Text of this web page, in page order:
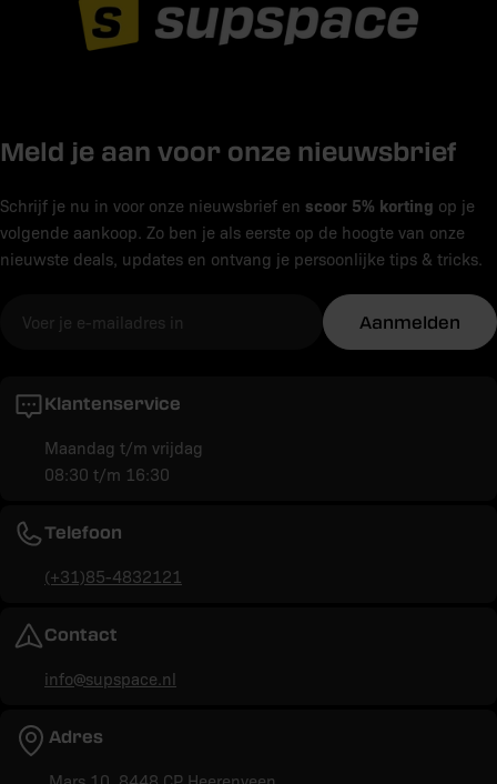
Meld je aan voor onze nieuwsbrief
Schrijf je nu in voor onze nieuwsbrief en scoor 5% korting op je
volgende aankoop. Zo ben je als eerste op de hoogte van onze
nieuwste deals, updates en ontvang je persoonlijke tips & tricks.
mail
Aanmelden
Klantenservice
Maandag t/m vrijdag
08:30 t/m 16:30
Telefoon
(+31)85-4832121
Contact
info@supspace.nl
Adres